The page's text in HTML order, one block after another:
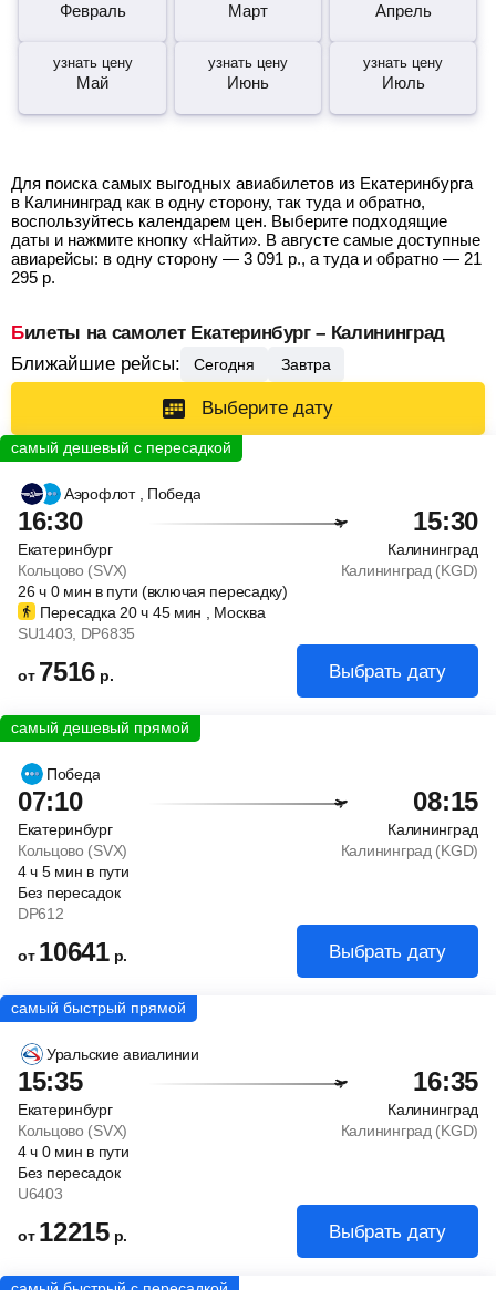
Февраль Март Апрель
узнать цену
Май
узнать цену
Июнь
узнать цену
Июль
Для поиска самых выгодных авиабилетов из Екатеринбурга
в Калининград как в одну сторону, так туда и обратно,
воспользуйтесь календарем цен. Выберите подходящие
даты и нажмите кнопку «Найти». В августе самые доступные
авиарейсы: в одну сторону — 3 091 р., а туда и обратно — 21
295 р.
Билеты на самолет Екатеринбург – Калининград
Ближайшие рейсы:
Сегодня Завтра
Выберите дату
Аэрофлот , Победа
16:30 15:30
Екатеринбург
Калининград
Кольцово (SVX)
Калининград (KGD)
26ч0 мин в пути (включая пересадку)
Пересадка 20ч 45 мин , Москва
SU1403 , DP6835
от 7516 р. Выбрать дату
Победа
07:10 08:15
Екатеринбург
Калининград
Кольцово (SVX)
Калининград (KGD)
4ч 5 мин в пути
Без пересадок
DP612
от 10641 р. Выбрать дату
Уральские авиалинии
15:35 16:35
Екатеринбург
Калининград
Кольцово (SVX)
Калининград (KGD)
4ч 0 мин в пути
Без пересадок
U6403
от 12215 р. Выбрать дату